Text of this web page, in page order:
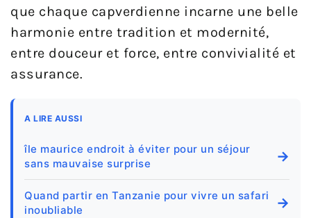
que chaque capverdienne incarne une belle
harmonie entre tradition et modernité,
entre douceur et force, entre convivialité et
assurance.
A LIRE AUSSI
île maurice endroit à éviter pour un séjour
sans mauvaise surprise
→
Quand partir en Tanzanie pour vivre un safari
inoubliable
→